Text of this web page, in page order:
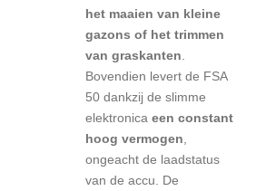
het maaien van kleine
gazons of het trimmen
van graskanten
Bovendien levert de FSA
50 dankzij de slimme
elektronica een constant
hoog vermogen
ongeacht de laadstatus
van de accu. De